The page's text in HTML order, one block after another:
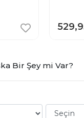
Bir Şey mi Var?